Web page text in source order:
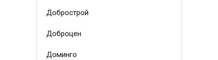
Добрострой
Доброцен
Доминго